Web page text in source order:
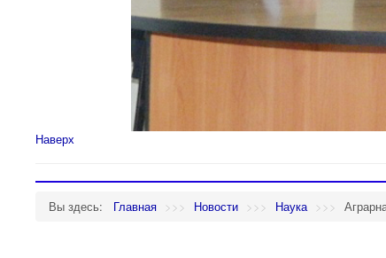
Наверх
Вы здесь: Главная >>> Новости >>> Наука >>>